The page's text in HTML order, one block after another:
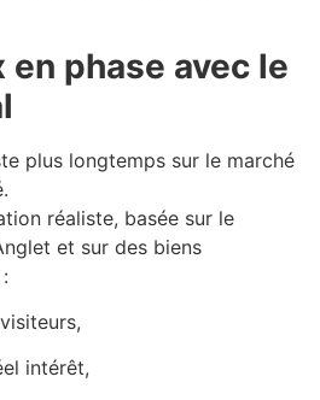
en phase avec le
plus longtemps sur le marché
réaliste, basée sur le
et sur des biens
intérêt,